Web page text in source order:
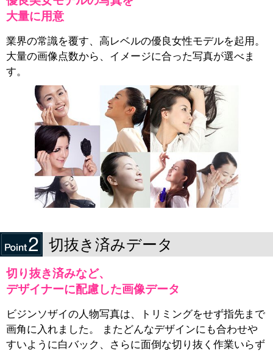
大量に用意
業界の常識を覆す、高レベルの優良女性モデルを起用。
大量の画像点数から、イメージに合った写真が選べま
す。
切抜き済みデータ
切り抜き済みなど、
デザイナーに配慮した画像データ
ビジンソザイの人物写真は、トリミングをせず指先まで
画角に入れました。 またどんなデザインにも合わせや
すいように白バック、さらに面倒な切り抜く作業いらず